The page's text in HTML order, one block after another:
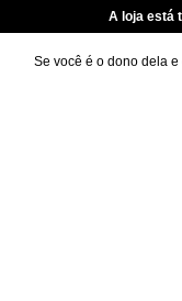
A loja está
Se você é o dono dela